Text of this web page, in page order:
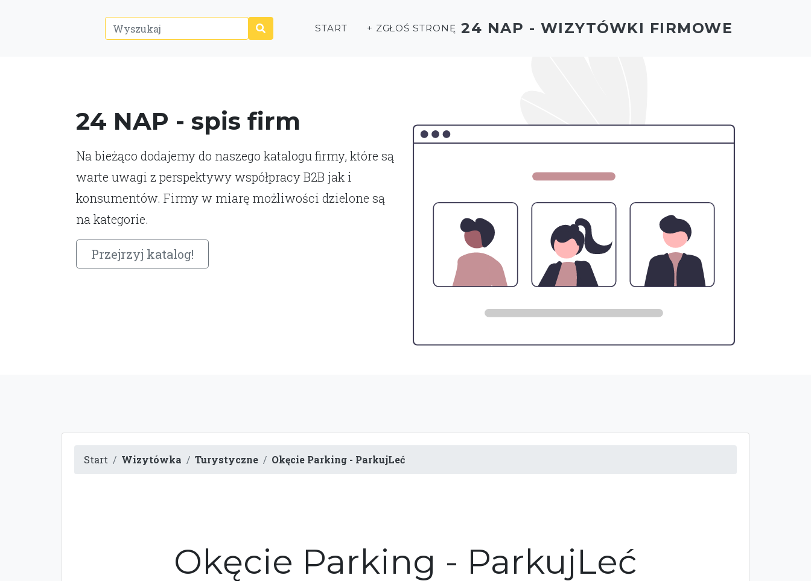
24 NAP - spis firm
Na bieżąco dodajemy do naszego katalogu firmy, które są
warte uwagi z perspektywy współpracy B2B jak i
konsumentów. Firmy w miarę możliwości dzielone są
na kategorie.
Przejrzyj katalog!
START + ZGŁOŚ STRONĘ 24 NAP - WIZYTÓWKI FIRMOWE
Start Wizytówka Turystyczne Okęcie Parking - ParkujLeć
Okęcie Parking - ParkujLeć